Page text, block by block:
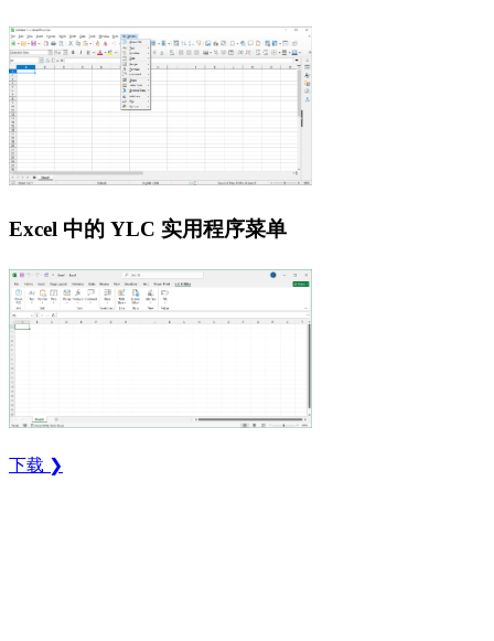
Excel 中的 YLC 实用程序菜单
下载 ❯